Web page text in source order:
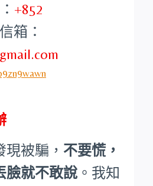
+852
箱：
被騙， 不要慌，
臉就不敢說 。我知